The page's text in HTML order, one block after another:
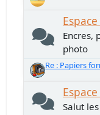
Espace
Encres,
photo
Re : Papiers
Espace
Salut